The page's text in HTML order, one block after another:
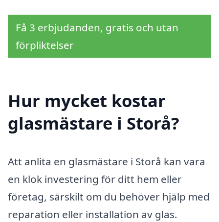
Få 3 erbjudanden, gratis och utan
förpliktelser
Hur mycket kostar
glasmästare i Storå?
Att anlita en glasmästare i Storå kan vara
en klok investering för ditt hem eller
företag, särskilt om du behöver hjälp med
reparation eller installation av glas.